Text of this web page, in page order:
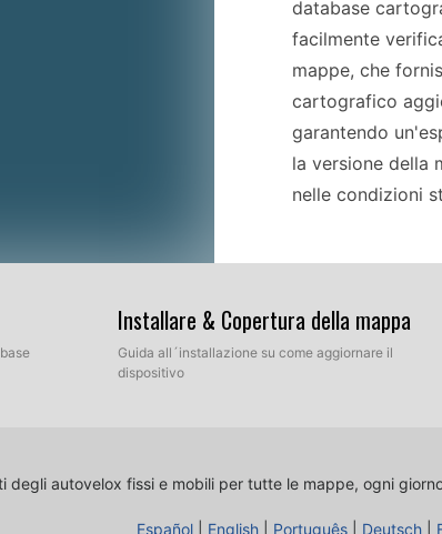
database
facilmente
mappe, che
cartografico
garantendo
la versione della
nelle condizioni
L'aggiornamento
devono prima
collegare il
Installare & Copertura della mappa
Guida all´installazione su come aggiornare il
dispositivo
degli autovelox fissi e mobili per tutte le mappe, ogni
Español English Português Deutsch